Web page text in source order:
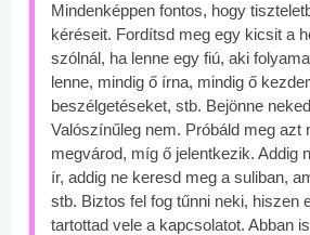
Mindenképpen fontos, hogy
kéréseit. Fordítsd meg egy kicsit a
szólnál, ha lenne egy fiú, aki
lenne, mindig ő írna, mindig ő
beszélgetéseket, stb. Bejönne
Valószínűleg nem. Próbáld meg azt
megvárod, míg ő jelentkezik. Addig
ír, addig ne keresd meg a suliban,
stb. Biztos fel fog tűnni neki, hiszen
tartottad vele a kapcsolatot. Abban